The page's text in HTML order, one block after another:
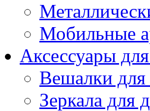
Мобильные
Аксессуары
Вешалки
Зеркала для